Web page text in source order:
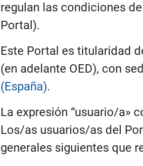
regulan las condiciones
Portal).
Este Portal es titularidad
(en adelante OED), con
(España).
La expresión “usuario/a»
Los/as usuarios/as del
generales siguientes que